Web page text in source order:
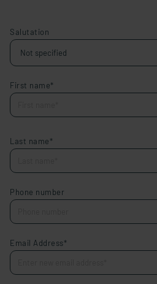
Salutation
First name*
Last name*
Phone number
Email Address*